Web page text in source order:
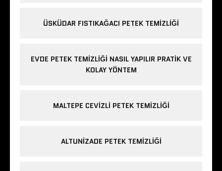
ÜSKÜDAR FISTIKAĞACI PETEK TEMIZLIĞI
EVDE PETEK TEMIZLIĞI NASIL YAPILIR PRATIK VE
KOLAY YÖNTEM
MALTEPE CEVIZLI PETEK TEMIZLIĞI
ALTUNIZADE PETEK TEMIZLIĞI